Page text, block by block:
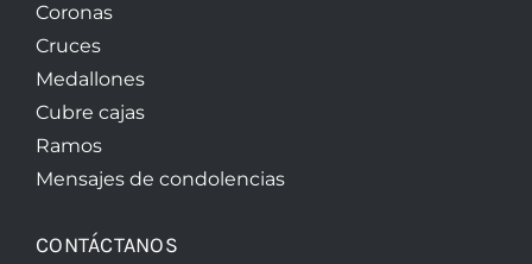
Coronas
Cruces
Medallones
Cubre cajas
Ramos
Mensajes de condolencias
CONTÁCTANOS